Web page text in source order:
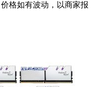
格如有波动，以商家报